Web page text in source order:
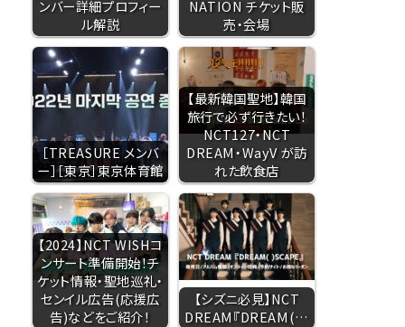
ンバー詳細プロフィー
ル解説
NATION チケット販
売・会場
［TREASURE メンバ
ー］［東京］東京体育館
【最新韓国聖地】韓国
旅行で必ず行きたい！
NCT127・NCT
DREAM・WayV が訪
れた飲食店
【2024】NCT WISHコ
ンサート準備開始！チ
ケット情報・聖地巡礼・
センイル広告(応援広
告)などをご紹介！
【シズニ必見】NCT
DREAM『DREAM(…